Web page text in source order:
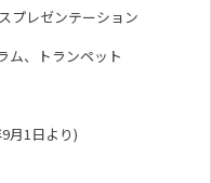
プレゼンテーション
ム、トランペット
月1日より)